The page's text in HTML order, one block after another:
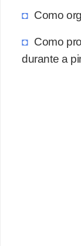
Como
Como
durante a